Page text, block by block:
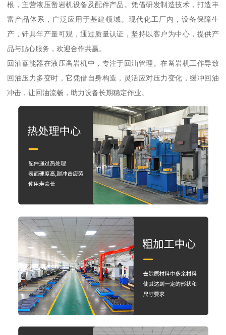
根，主营液压凿岩机设备及配件产品。凭借研发制造技术，打造丰
富产品体系，广泛应用于基建领域。现代化工厂内，设备保障生
产，钎具年产量可观，通过质量认证，坚持以客户为中心，提供产
品与贴心服务，欢迎合作共赢。
回油蓄能器在液压凿岩机中，专注于回油管理。在凿岩机工作导致
回油压力多变时，它凭借自身构造，灵活应对压力变化，缓冲回油
冲击，让回油流畅，助力设备长期稳定作业。